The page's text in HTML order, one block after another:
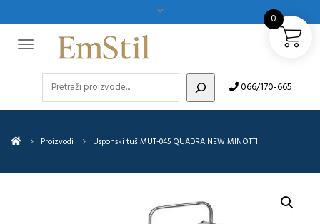
066/170-665
Proizvodi Usponski tuš MUT-045 QUADRA NEW MINOTTI I
0